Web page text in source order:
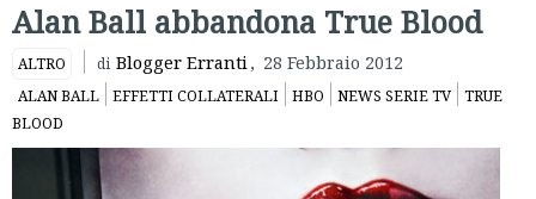
Alan Ball abbandona True Blood
ALTRO di Blogger Erranti, 28 Febbraio 2012
ALAN BALL EFFETTI COLLATERALI HBO NEWS SERIE TV
TRUE
BLOOD